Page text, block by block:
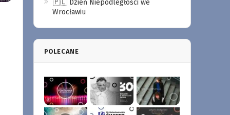
🇵🇱 Dzień Niepodległości we
Wrocławiu
POLECANE